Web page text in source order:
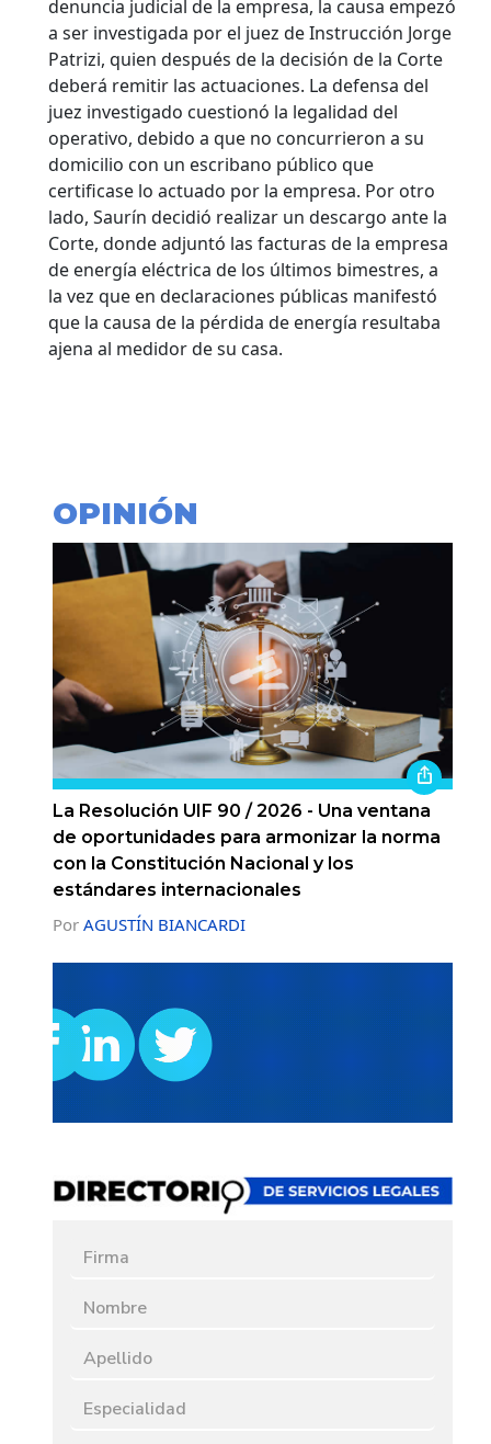
denuncia judicial de la empresa, la causa empezó
a ser investigada por el juez de Instrucción Jorge
Patrizi, quien después de la decisión de la Corte
deberá remitir las actuaciones. La defensa del
juez investigado cuestionó la legalidad del
operativo, debido a que no concurrieron a su
domicilio con un escribano público que
certificase lo actuado por la empresa. Por otro
lado, Saurín decidió realizar un descargo ante la
Corte, donde adjuntó las facturas de la empresa
de energía eléctrica de los últimos bimestres, a
la vez que en declaraciones públicas manifestó
que la causa de la pérdida de energía resultaba
ajena al medidor de su casa.
OPINIÓN
La Resolución UIF 90 / 2026 - Una ventana
de oportunidades para armonizar la norma
con la Constitución Nacional y los
estándares internacionales
Por AGUSTÍN BIANCARDI